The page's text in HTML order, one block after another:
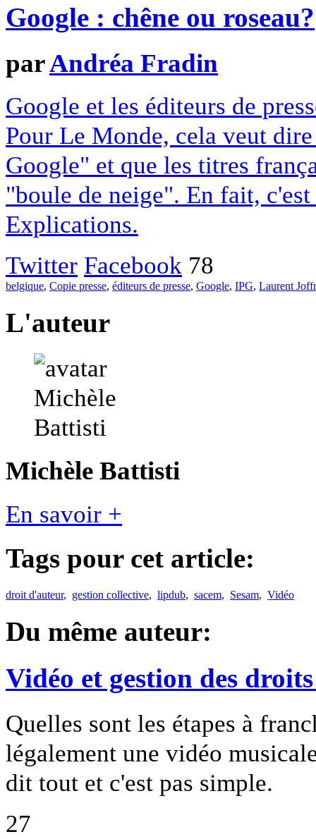
Google : chêne ou roseau?
parAndréa Fradin
Google et les éditeurs de
Pour Le Monde, cela veut
Google" et que les titres
"boule de neige". En fait,
Explications.
Twitter Facebook 78
belgique, Copie presse, éditeurs de presse, Google, IPG, Laurent
L'auteur
Michèle Battisti
En savoir +
Tags pour cet article:
droit d'auteur, gestion collective, lipdub, sacem, Sesam, Vidéo
Du même auteur:
Vidéo et gestion des
Quelles sont les étapes à
légalement une vidéo
dit tout et c'est pas simple.
27